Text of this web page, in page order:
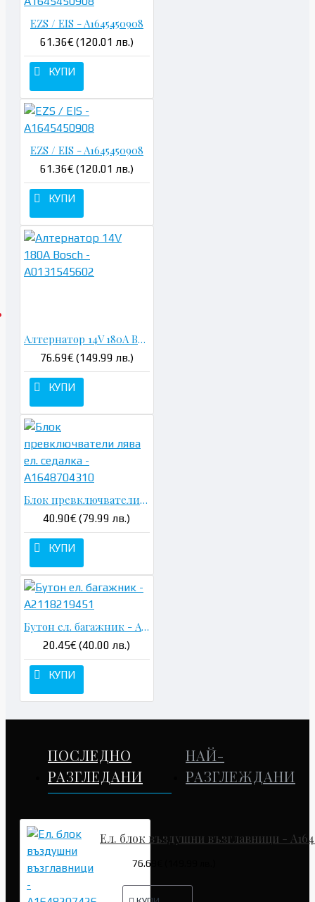
EZS / EIS - A1645450908
61.36€ (120.01 лв.)
КУПИ
EZS / EIS - A1645450908
61.36€ (120.01 лв.)
КУПИ
Алтернатор 14V 180A Bosch - A0131545602
76.69€ (149.99 лв.)
КУПИ
Блок превключватели лява ел. седалка - A1648704310
40.90€ (79.99 лв.)
КУПИ
Бутон ел. багажник - A2118219451
20.45€ (40.00 лв.)
КУПИ
ПОСЛЕДНО
РАЗГЛЕДАНИ
НАЙ-
РАЗГЛЕЖДАНИ
Ел. блок въздушни възглавници -
76.69€ (149.99 лв.)